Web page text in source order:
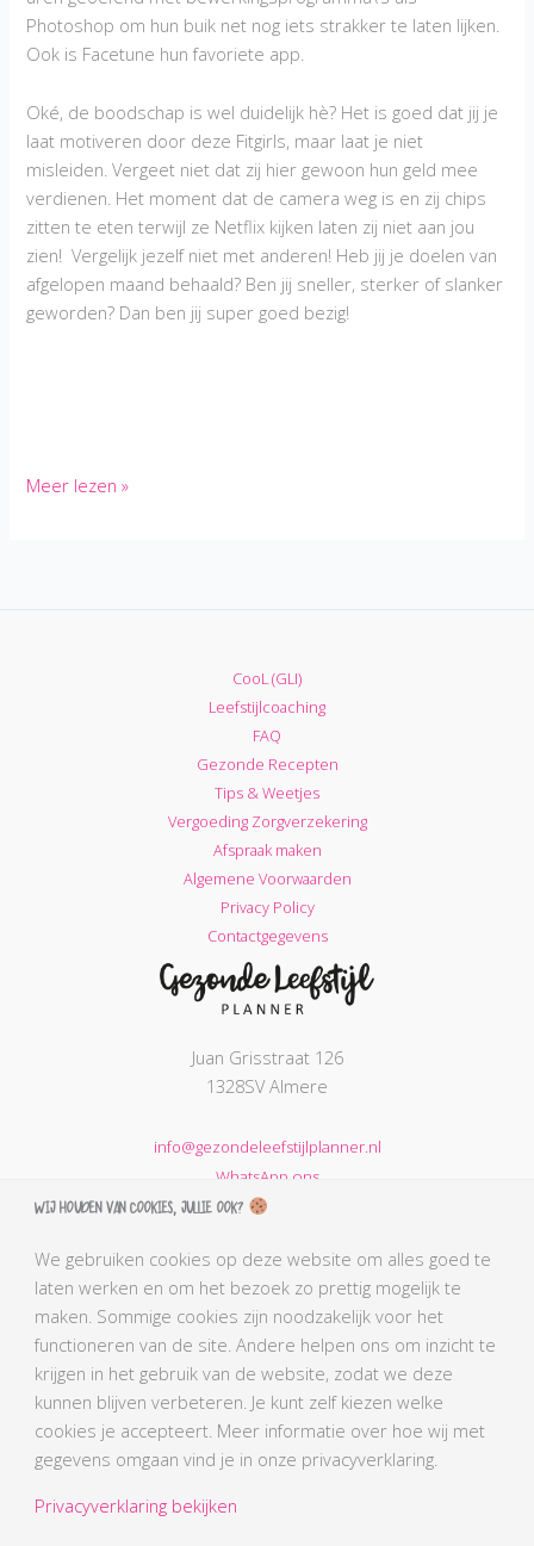
Photoshop om hun buik net nog iets strakker te laten lijken.
Ook is Facetune hun favoriete app.
Oké, de boodschap is wel duidelijk hè? Het is goed dat jij je
laat motiveren door deze Fitgirls, maar laat je niet
misleiden. Vergeet niet dat zij hier gewoon hun geld mee
verdienen. Het moment dat de camera weg is en zij chips
zitten te eten terwijl ze Netflix kijken laten zij niet aan jou
zien! Vergelijk jezelf niet met anderen! Heb jij je doelen van
afgelopen maand behaald? Ben jij sneller, sterker of slanker
geworden? Dan ben jij super goed bezig!
8
Meer lezen »
CooL (GLI)
Leefstijlcoaching
FAQ
Gezonde Recepten
Tips & Weetjes
Vergoeding Zorgverzekering
Afspraak maken
Algemene Voorwaarden
Privacy Policy
Contactgegevens
Juan Grisstraat 126
1328SV Almere
info@gezondeleefstijlplanner.nl
WhatsApp ons
KVK nummer: 68664621
AGB-code Praktijk: 90069212
AGB-code Zorgverlener Simone: 90110291
Kabiz registratienummer: 18106656784
BLCN lidnummer: L0761
BGN lidnummer Simone: 4407
Wij houden van cookies, jullie ook?
We gebruiken cookies op deze website om alles goed te
laten werken en om het bezoek zo prettig mogelijk te
maken. Sommige cookies zijn noodzakelijk voor het
functioneren van de site. Andere helpen ons om inzicht te
krijgen in het gebruik van de website, zodat we deze
kunnen blijven verbeteren. Je kunt zelf kiezen welke
cookies je accepteert. Meer informatie over hoe wij met
gegevens omgaan vind je in onze privacyverklaring.
Privacyverklaring bekijken